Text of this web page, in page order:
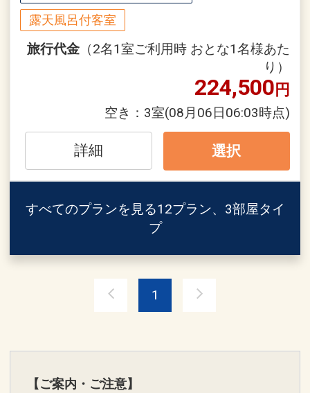
設定期間：2026年4月1日～2027年3月
31日
インターネットコース番号：DP-2-
します。
鄙の座のご朝食は、その季節の地産の旬
素材をふんだんに使い、和のこころを大
その日一日の活力が湧く和定食をお召し
上がりください。
※当プランでお申込みの場合、ご夕食の
ご用意はございません。ご夕食をご希望
の場合は、2食付きプランでご予約くだ
※チェックインが21時を過ぎる場合は、
ホテルまでご連絡ください。
※鄙の座は、大人の方だけの寛ぎを満喫
とさせて頂いております。（小学生以下
のお子様はご利用いただけません）
■ご朝食／料理茶屋「ひな」にて和定食
露天風呂付客室
旅行代金 （2名1室ご利用時 おとな1名様あた
り）
224,500円
空き： 3室(08月06日06:03時点)
詳細 選択
すべてのプランを見る12プラン、3部屋タイ
プ
1
【ご案内・ご注意】